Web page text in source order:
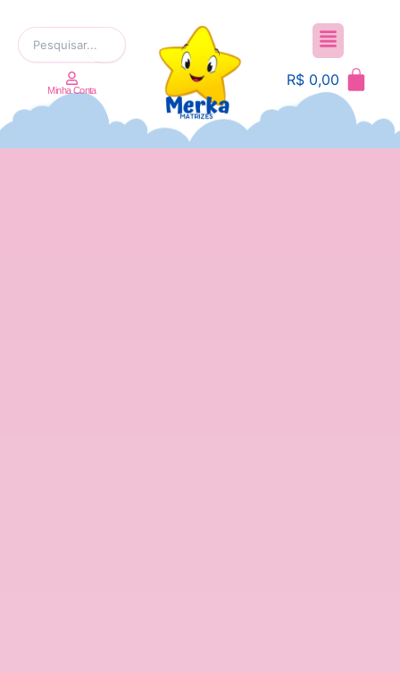
paraPesquisar
por:
Minha Conta
Menu
R$ 0,00